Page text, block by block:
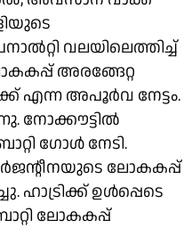
വലയിലെത്തിച്ച്
അരങ്ങേറ്റ
എന്ന അപൂര്‍വ നേട്ടം.
നോക്കൗട്ടില്‍
ഗോള്‍ നേടി.
ലോകകപ്പ്
ഹാട്രിക്ക് ഉള്‍പ്പെടെ
ലോകകപ്പ്